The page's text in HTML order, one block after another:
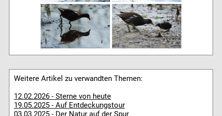
Weitere Artikel zu verwandten Themen:
12.02.2026 - Sterne von heute
19.05.2025 - Auf Entdeckungstour
03.03.2025 - Der Natur auf der Spur